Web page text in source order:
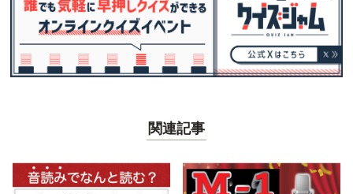
関連記事